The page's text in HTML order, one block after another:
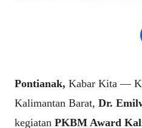
Pontianak, Kabar Kita —
Kalimantan Barat, Dr.
kegiatan PKBM Award